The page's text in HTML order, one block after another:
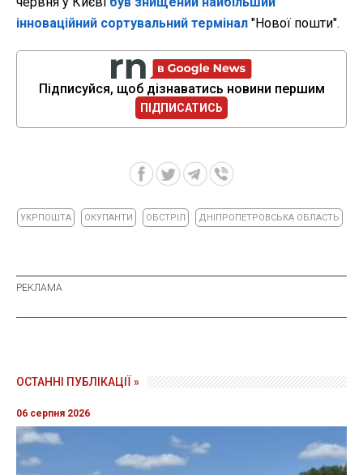
інноваційний сортувальний термінал "Нової пошти".
Підписуйся, щоб дізнаватись новини першим
ПІДПИСАТИСЬ
УКРПОШТА ОКУПАНТИ ОБСТРІЛ ДНІПРОПЕТРОВСЬКА ОБЛАСТЬ
ОСТАННІ ПУБЛІКАЦІЇ »
06 серпня 2026